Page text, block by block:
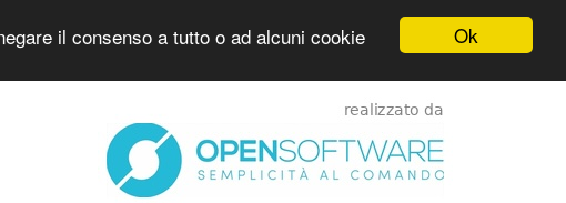
Ok
il consenso a tutto o ad alcuni cookie